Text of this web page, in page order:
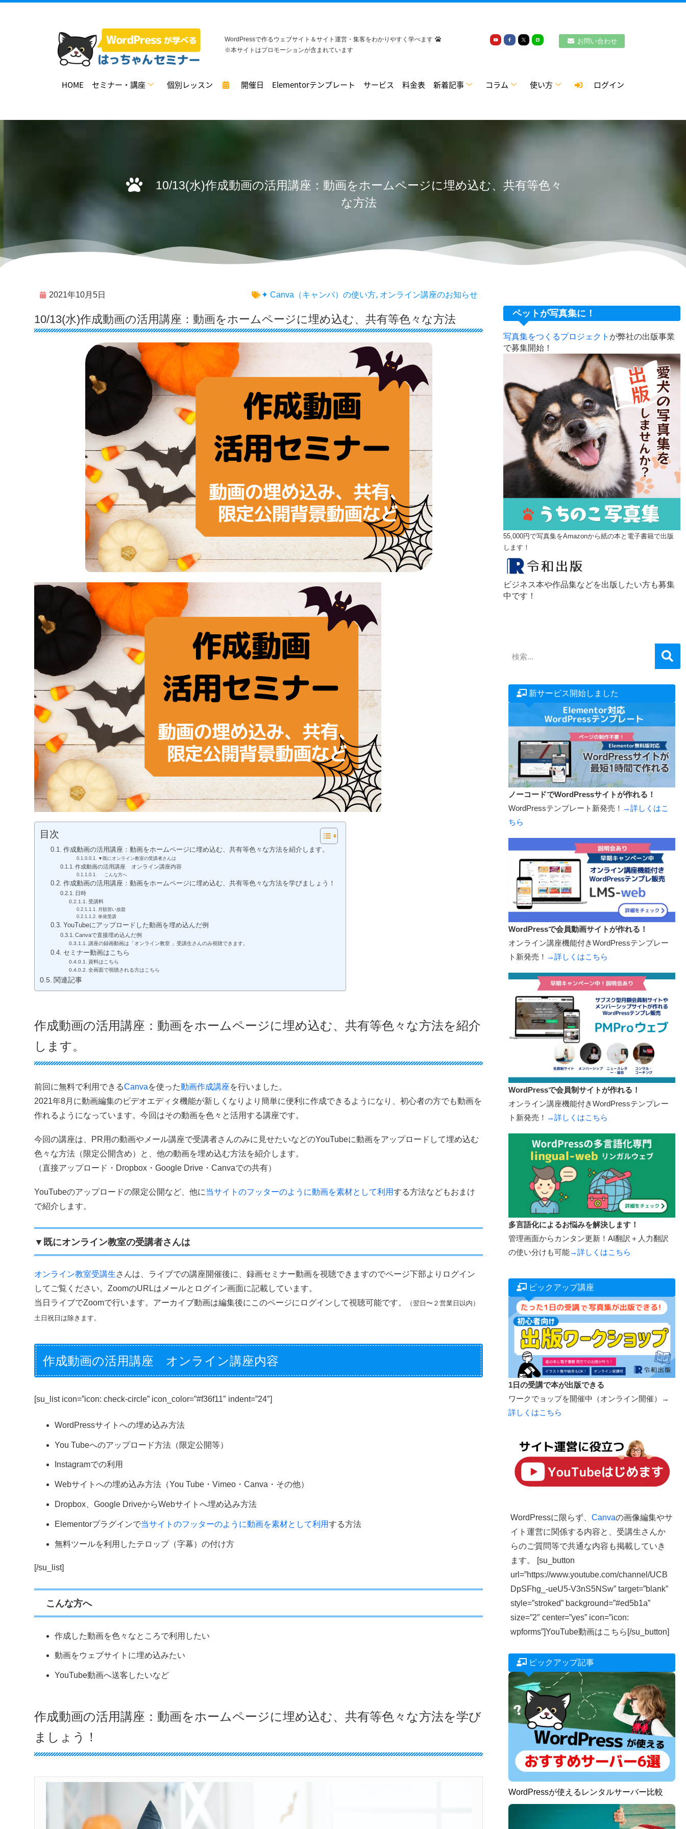
WordPressで作るウェブサイト＆サイト運営・集客をわかりやすく学べます
※本サイトはプロモーションが含まれています
お問い合わせ
HOME セミナー・講座 個別レッスン 開催日 Elementorテンプレート サービス 料金表 新着記事 コラム 使い方 ログイン
10/13(水)作成動画の活用講座：動画をホームページに埋め込む、共有等色々
な方法
2021年10月5日 ✦ Canva（キャンバ）の使い方, オンライン講座のお知らせ
10/13(水)作成動画の活用講座：動画をホームページに埋め込む、共有等色々な方法
目次
作成動画の活用講座：動画をホームページに埋め込む、共有等色々な方法を紹介します。
▼既にオンライン教室の受講者さんは
作成動画の活用講座 オンライン講座内容
こんな方へ
作成動画の活用講座：動画をホームページに埋め込む、共有等色々な方法を学びましょう！
日時
受講料
月額習い放題
単発受講
YouTubeにアップロードした動画を埋め込んだ例
Canvaで直接埋め込んだ例
講座の録画動画は「オンライン教室 」受講生さんのみ視聴できます。
セミナー動画はこちら
資料はこちら
全画面で視聴される方はこちら
関連記事
作成動画の活用講座：動画をホームページに埋め込む、共有等色々な方法を紹介
します。
前回に無料で利用できるCanvaを使った動画作成講座を行いました。
2021年8月に動画編集のビデオエディタ機能が新しくなりより簡単に便利に作成できるようになり、初心者の方でも動画を
作れるようになっています。今回はその動画を色々と活用する講座です。
今回の講座は、PR用の動画やメール講座で受講者さんのみに見せたいなどのYouTubeに動画をアップロードして埋め込む
色々な方法（限定公開含め）と、他の動画を埋め込む方法を紹介します。
（直接アップロード・Dropbox・Google Drive・Canvaでの共有）
YouTubeのアップロードの限定公開など、他に当サイトのフッターのように動画を素材として利用する方法などもおまけ
で紹介します。
▼既にオンライン教室の受講者さんは
オンライン教室受講生さんは、ライブでの講座開催後に、録画セミナー動画を視聴できますのでページ下部よりログイン
してご覧ください。ZoomのURLはメールとログイン画面に記載しています。
当日ライブでZoomで行います。アーカイブ動画は編集後にこのページにログインして視聴可能です。
（翌日〜２営業日以内）
土日祝日は除きます。
作成動画の活用講座 オンライン講座内容
[su_list icon=”icon: check-circle” icon_color=”#f36f11″ indent=”24″]
WordPressサイトへの埋め込み方法
You Tubeへのアップロード方法（限定公開等）
Instagramでの利用
Webサイトへの埋め込み方法（You Tube・Vimeo・Canva・その他）
Dropbox、Google DriveからWebサイトへ埋め込み方法
Elementorプラグインで当サイトのフッターのように動画を素材として利用する方法
無料ツールを利用したテロップ（字幕）の付け方
[/su_list]
こんな方へ
作成した動画を色々なところで利用したい
動画をウェブサイトに埋め込みたい
YouTube動画へ送客したいなど
作成動画の活用講座：動画をホームページに埋め込む、共有等色々な方法を学び
ましょう！
ペットが写真集に！
写真集をつくるプロジェクト が弊社の出版事業
で募集開始！
55,000円で写真集をAmazonから紙の本と電子書籍で出版
します！
ビジネス本や作品集などを出版したい方も募集
中です！
新サービス開始しました
ノーコードでWordPressサイトが作れる！
WordPressテンプレート新発売！ →詳しくはこ
ちら
WordPressで会員動画サイトが作れる！
オンライン講座機能付きWordPressテンプレー
ト新発売！ →詳しくはこちら
WordPressで会員制サイトが作れる！
オンライン講座機能付きWordPressテンプレー
ト新発売！ →詳しくはこちら
多言語化によるお悩みを解決します！
管理画面からカンタン更新！AI翻訳＋人力翻訳
の使い分けも可能→詳しくはこちら
ピックアップ講座
1日の受講で本が出版できる
ワークでョップを開催中（オンライン開催）→
詳しくはこちら
WordPressに限らず、Canvaの画像編集やサ
イト運営に関係する内容と、受講生さんか
らのご質問等で共通な内容も掲載していき
ます。 [su_button
url=”https://www.youtube.com/channel/UCB
DpSFhg_-ueU5-V3nS5NSw” target=”blank”
style=”stroked” background=”#ed5b1a”
size=”2″ center=”yes” icon=”icon:
wpforms”]YouTube動画はこちら[/su_button]
ピックアップ記事
WordPressが使えるレンタルサーバー比較